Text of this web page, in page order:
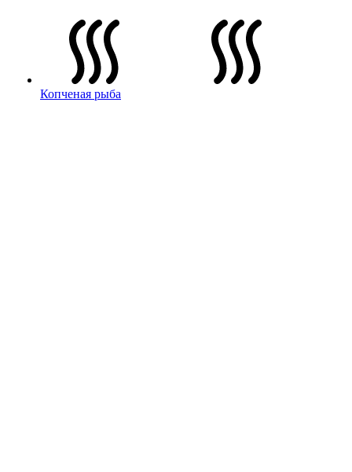
Копченая рыба